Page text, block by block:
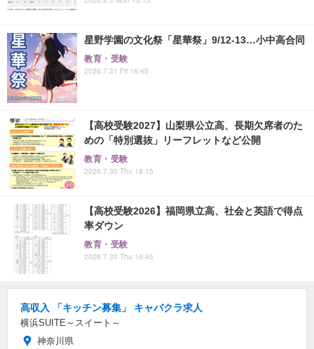
星野学園の文化祭「星華祭」9/12-13…小中高合同
教育・受験
2026.7.31 Fri 16:45
【高校受験2027】山梨県公立高、長期欠席者のた
めの「特別選抜」リーフレットなど公開
教育・受験
2026.7.30 Thu 18:15
【高校受験2026】福岡県立高、社会と英語で得点
率ダウン
教育・受験
2026.7.30 Thu 16:45
高収入 「キッチン募集」 キャバクラ求人
横浜SUITE～スイート～
神奈川県